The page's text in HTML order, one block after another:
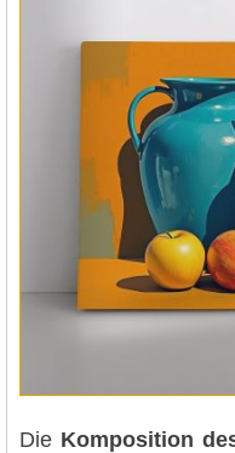
Die Komposition